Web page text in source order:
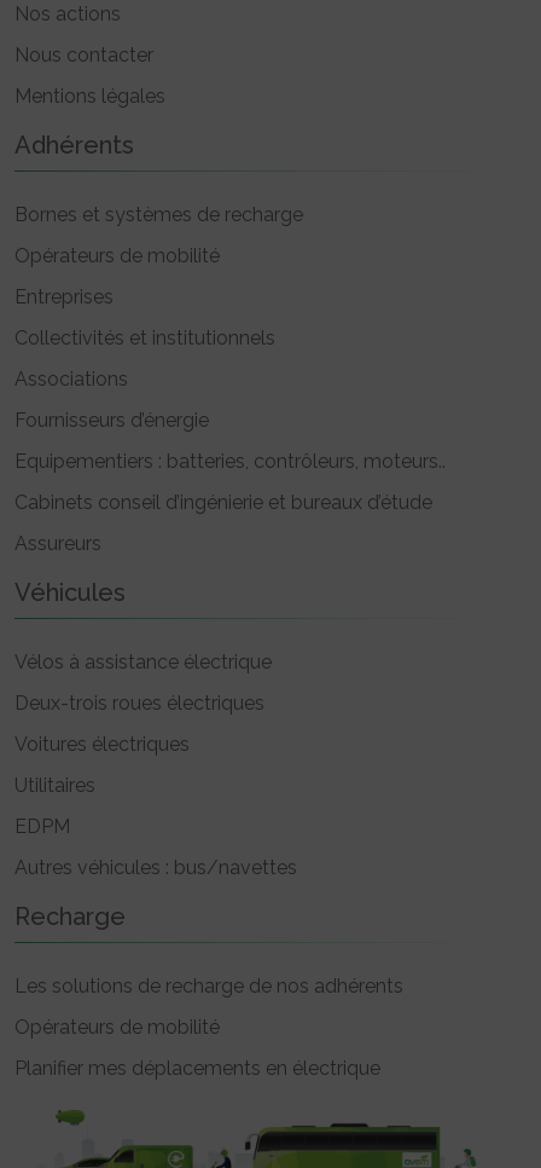
Nos actions
Nous contacter
Mentions légales
Adhérents
Bornes et systèmes de recharge
Opérateurs de mobilité
Entreprises
Collectivités et institutionnels
Associations
Fournisseurs d’énergie
Equipementiers : batteries, contrôleurs, moteurs..
Cabinets conseil d’ingénierie et bureaux d’étude
Assureurs
Véhicules
Vélos à assistance électrique
Deux-trois roues électriques
Voitures électriques
Utilitaires
EDPM
Autres véhicules : bus/navettes
Recharge
Les solutions de recharge de nos adhérents
Opérateurs de mobilité
Planifier mes déplacements en électrique